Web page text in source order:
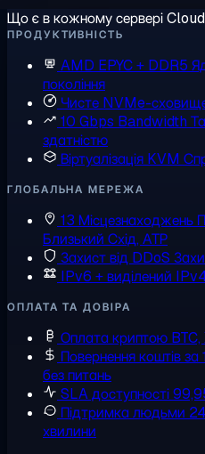
Що є в кожному сервері
ПРОДУКТИВНІСТЬ
AMD EPYC + DDR5
покоління
Чисте NVMe-
10 Gbps Bandwidth
здатністю
Віртуалізація KVM
ГЛОБАЛЬНА МЕРЕЖА
13 Місцезнаходжень
Близький Схід, АТР
Захист від DDoS
IPv6 + виділений
ОПЛАТА ТА ДОВІРА
Оплата криптою BTC,
Повернення коштів за
без питань
SLA доступності
Підтримка людьми
хвилини